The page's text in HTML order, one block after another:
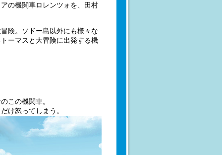
の機関車ロレンツォを、田村
険。ソドー島以外にも様々な
ーマスと大冒険に出発する機
この機関車。
け怒ってしまう。